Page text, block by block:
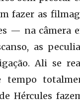
fazer as
— na
as
Ali se
tempo
Hércules